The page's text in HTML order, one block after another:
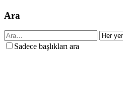
Ara
Sadece başlıkları ara